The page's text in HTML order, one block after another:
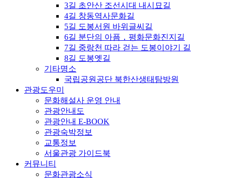
3길 초안산 조선시대 내시묘길
4길 창동역사문화길
5길 도봉서원 바위글씨길
6길 분단의 아픔，평화문화진지길
7길 중랑천 따라 걷는 도봉이야기 길
8길 도봉옛길
기타명소
국립공원공단 북한산생태탐방원
관광도우미
문화해설사 운영 안내
관광안내도
관광안내 E-BOOK
관광숙박정보
교통정보
서울관광 가이드북
커뮤니티
문화관광소식